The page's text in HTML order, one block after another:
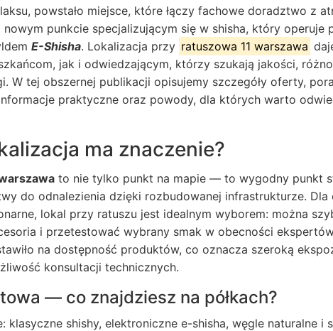
powstało miejsce, które łączy fachowe doradztwo z
punkcie specjalizującym się w shisha, który operuje
E-Shisha. Lokalizacja przy ratuszowa 11 warszawa
jak i odwiedzającym, którzy szukają jakości,
W tej obszernej publikacji opisujemy szczegóły oferty,
praktyczne oraz powody, dla których warto
ma znaczenie?
to nie tylko punkt na mapie — to wygodny punkt
do odnalezienia dzięki rozbudowanej infrastrukturze.
lokal przy ratuszu jest idealnym wyborem: można
i przetestować wybrany smak w obecności
na dostępność produktów, co oznacza szeroką
konsultacji technicznych.
— co znajdziesz na półkach?
klasyczne shishy, elektroniczne e-shisha, węgle naturalne i